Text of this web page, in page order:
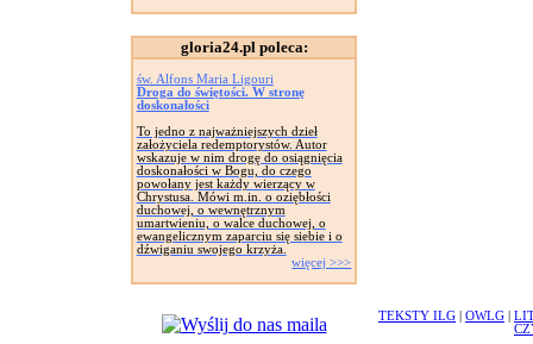
gloria24.pl poleca:
św. Alfons Maria Ligouri
Droga do świętości. W stronę
doskonałości
To jedno z najważniejszych dzieł
założyciela redemptorystów. Autor
wskazuje w nim drogę do osiągnięcia
doskonałości w Bogu, do czego
powołany jest każdy wierzący w
Chrystusa. Mówi m.in. o oziębłości
duchowej, o wewnętrznym
umartwieniu, o walce duchowej, o
ewangelicznym zaparciu się siebie i o
dźwiganiu swojego krzyża.
więcej >>>
TEKSTY ILG OWLG